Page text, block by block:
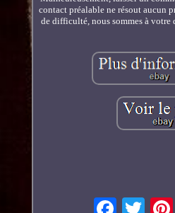
contact préalable ne résout aucun
de difficulté, nous sommes à